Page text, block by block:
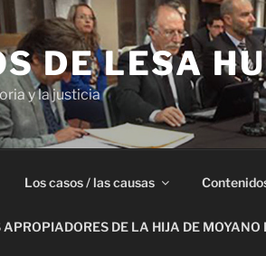
DE LESA
y la justicia
Los casos / las causas
DE LA HIJA DE MOYANO